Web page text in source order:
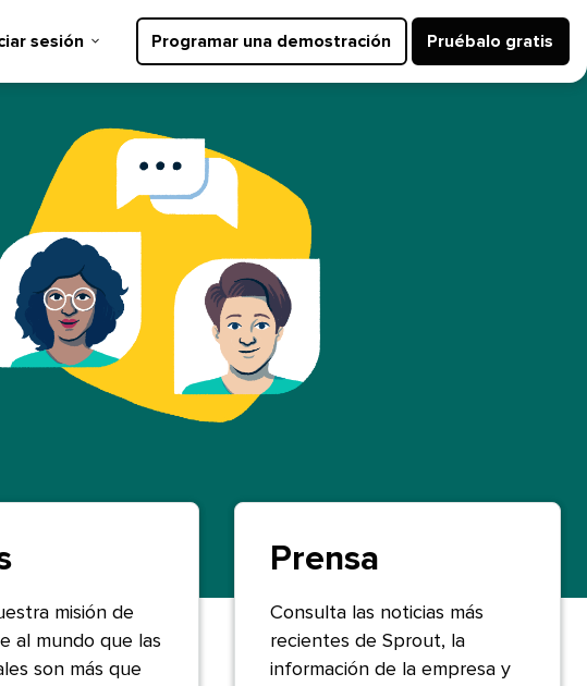
sesión​​ Programar una demostración​​ Pruébalo gratis​​
misión de
al mundo que las
son más que
Prensa​​
Consulta las noticias más
recientes de Sprout, la
información de la empresa y